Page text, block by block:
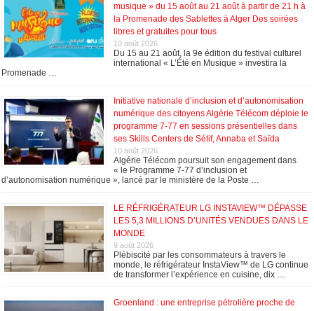
musique » du 15 août au 21 août à partir de 21 h à
la Promenade des Sablettes à Alger Des soirées
libres et gratuites pour tous
10 août 2026
Du 15 au 21 août, la 9e édition du festival culturel
international « L’Été en Musique » investira la
Promenade …
Initiative nationale d’inclusion et d’autonomisation
numérique des citoyens Algérie Télécom déploie le
programme 7-77 en sessions présentielles dans
ses Skills Centers de Sétif, Annaba et Saïda
10 août 2026
Algérie Télécom poursuit son engagement dans
« le Programme 7-77 d’inclusion et
d’autonomisation numérique », lancé par le ministère de la Poste …
LE RÉFRIGÉRATEUR LG INSTAVIEW™ DÉPASSE
LES 5,3 MILLIONS D’UNITÉS VENDUES DANS LE
MONDE
9 août 2026
Plébiscité par les consommateurs à travers le
monde, le réfrigérateur InstaView™ de LG continue
de transformer l’expérience en cuisine, dix …
Groenland : une entreprise pétrolière proche de